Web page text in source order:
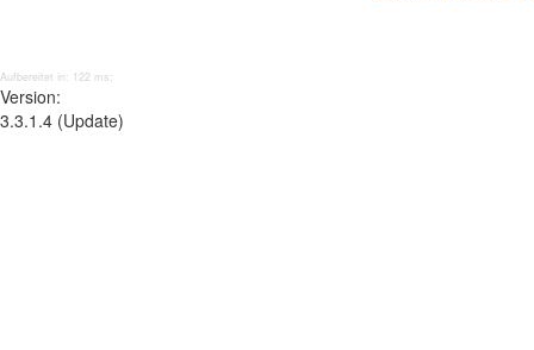
Aufbereitet in: 122 ms;
Version:
3.3.1.4 (Update)